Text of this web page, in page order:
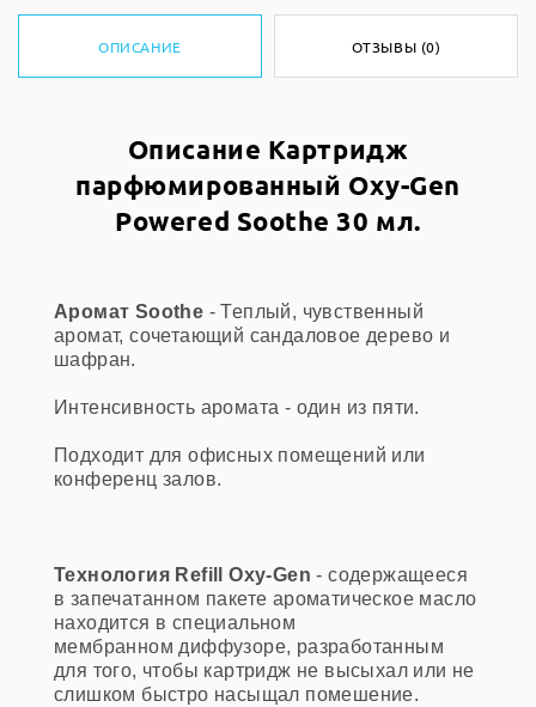
ОПИСАНИЕ ОТЗЫВЫ (0)
Описание Картридж
парфюмированный Oxy-Gen
Powered Soothe 30 мл.
Аромат Soothe - Теплый, чувственный
аромат, сочетающий сандаловое дерево и
шафран.
Интенсивность аромата - один из пяти.
Подходит для офисных помещений или
конференц залов.
Технология Refill Oxy-Gen - содержащееся
в запечатанном пакете ароматическое масло
находится в специальном
мембранном диффузоре, разработанным
для того, чтобы картридж не высыхал или не
слишком быстро насыщал помешение.